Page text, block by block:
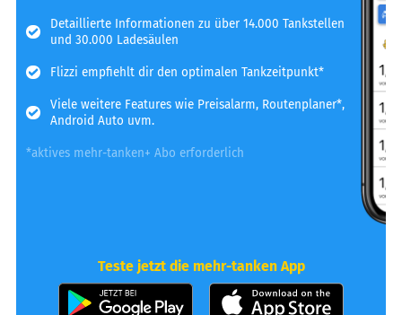
Detaillierte Informationen zu über 14.000 Tankstellen
und 30.000 Ladesäulen
Flizzi empfiehlt dir den optimalen Tankzeitpunkt*
Viele weitere Features wie Preisalarm, Routenplaner*,
Android Auto uvm.
*aktives mehr-tanken+ Abo erforderlich
Teste jetzt die mehr-tanken App